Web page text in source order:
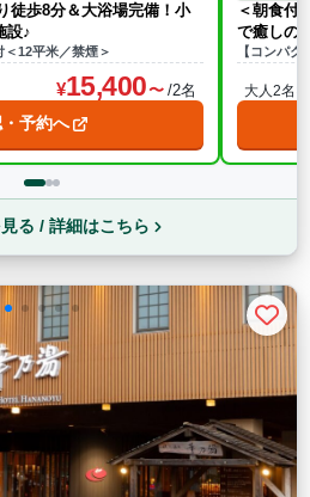
徒歩8分＆大浴場完備！小
設♪
＜12平米／禁煙＞
15,400 /2名
予約へ
＜朝食付
で癒しの
【コンパ
大人2名
る / 詳細はこちら